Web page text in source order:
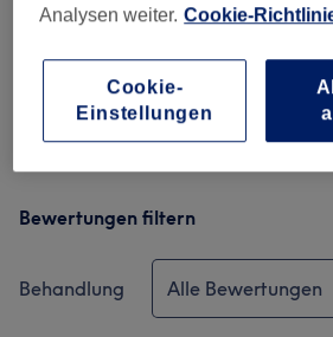
Service
Bewertungen filtern
Behandlung Alle Bewertungen
Analysen weiter. Cookie-
Cookie-
Einstellungen